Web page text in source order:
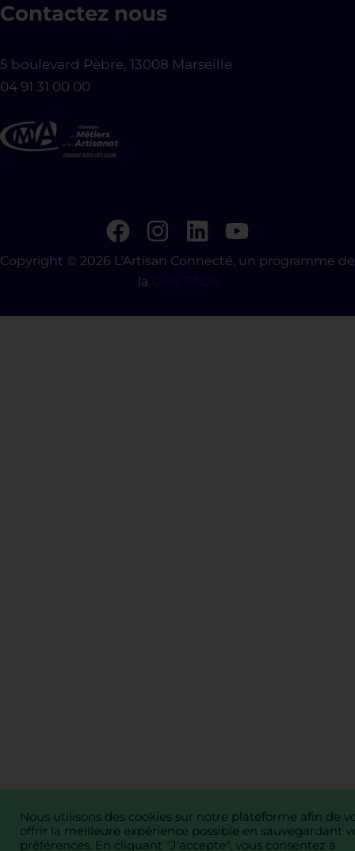
Contactez nous
5 boulevard Pèbre, 13008 Marseille
04 91 31 00 00
Copyright © 2026 L'Artisan Connecté, un programme de
la CMA PACA
Nous utilisons des cookies sur notre plateforme afin de
offrir la meilleure expérience possible en sauvegardant
préférences. En cliquant "J'accepte", vous consentez à